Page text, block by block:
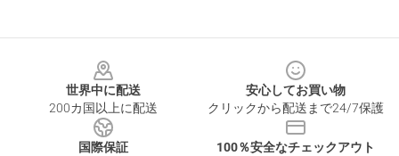
世界中に配送
200カ国以上に配送
安心してお買い物
クリックから配送まで24/7保護
国際保証
100％安全なチェックアウト